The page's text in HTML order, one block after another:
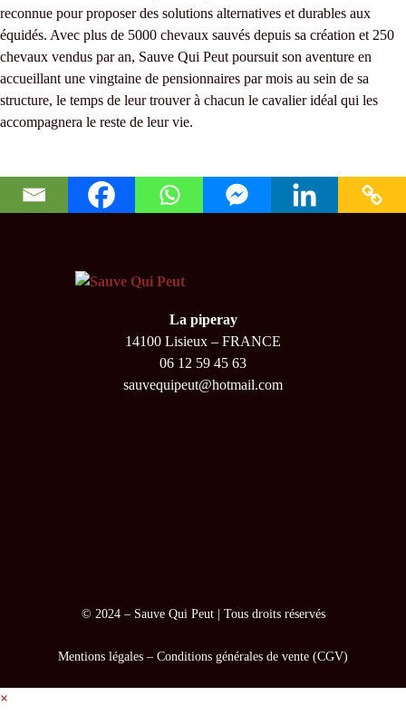
reconnue pour proposer des solutions alternatives et durables aux
équidés. Avec plus de 5000 chevaux sauvés depuis sa création et 250
chevaux vendus par an, Sauve Qui Peut poursuit son aventure en
accueillant une vingtaine de pensionnaires par mois au sein de sa
structure, le temps de leur trouver à chacun le cavalier idéal qui les
accompagnera le reste de leur vie.
La piperay
14100 Lisieux – FRANCE
06 12 59 45 63
sauvequipeut@hotmail.com
© 2024 – Sauve Qui Peut| Tous droits réservés
Mentions légales – Conditions générales de vente (CGV)
×